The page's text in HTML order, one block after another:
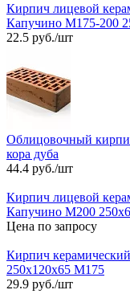
Кирпич лицевой
Капучино М175-200
22.5 руб./шт
Облицовочный
кора дуба
44.4 руб./шт
Кирпич лицевой
Капучино М200
Цена по запросу
Кирпич
250х120х65 М175
29.9 руб./шт